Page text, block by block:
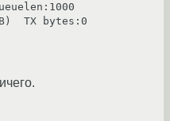
txqueuelen:1000